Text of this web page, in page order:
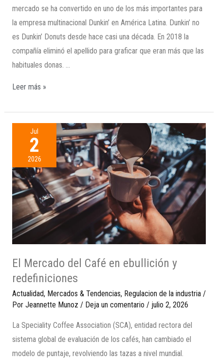
mercado se ha convertido en uno de los más importantes para
la empresa multinacional Dunkin’ en América Latina. Dunkin’ no
es Dunkin’ Donuts desde hace casi una década. En 2018 la
compañía eliminó el apellido para graficar que eran más que las
habituales donas. …
Leer más »
Jul
2
2026
El Mercado del Café en ebullición y
redefiniciones
Actualidad, Mercados & Tendencias, Regulacion de la industria/
Por Jeannette Munoz / Deja un comentario / julio 2, 2026
La Speciality Coffee Association (SCA), entidad rectora del
sistema global de evaluación de los cafés, han cambiado el
modelo de puntaje, revolviendo las tazas a nivel mundial.